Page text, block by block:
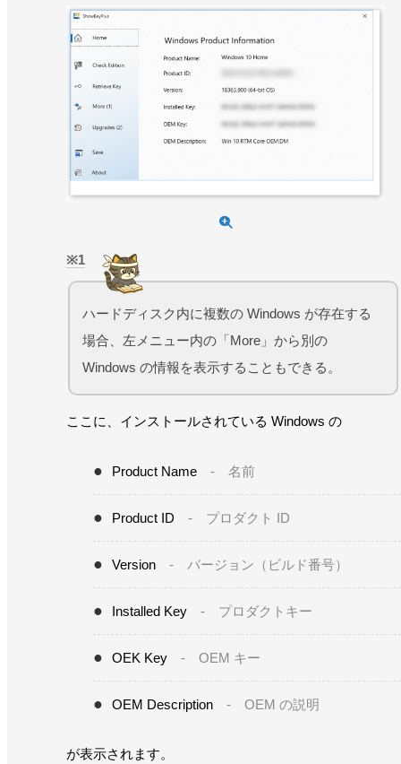
1
ハードディスク内に複数の Windows が存在する
場合、左メニュー内の「More」から別の
Windows の情報を表示することもできる。
ここに、インストールされている Windows の
Product Name - 名前
Product ID - プロダクト ID
Version - バージョン（ビルド番号）
Installed Key - プロダクトキー
OEK Key - OEM キー
OEM Description - OEM の説明
が表示されます。